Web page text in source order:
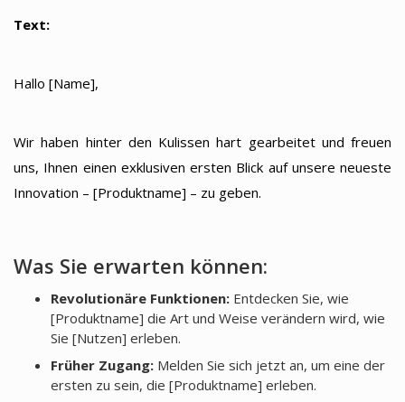
Text:
Hallo [Name],
Wir haben hinter den Kulissen hart gearbeitet und freuen
uns, Ihnen einen exklusiven ersten Blick auf unsere neueste
Innovation – [Produktname] – zu geben.
Was Sie erwarten können:
Revolutionäre Funktionen:Entdecken Sie, wie
[Produktname] die Art und Weise verändern wird, wie
Sie [Nutzen] erleben.
Früher Zugang:Melden Sie sich jetzt an, um eine der
ersten zu sein, die [Produktname] erleben.